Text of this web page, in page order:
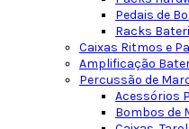
Pedais de
Racks
Caixas Ritmos e
Amplificação
Percussão de
Acessórios
Bombos de